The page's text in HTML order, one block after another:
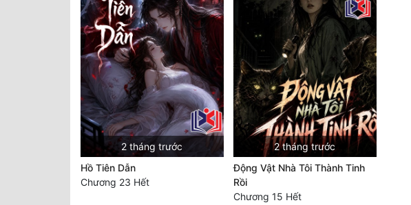
2 tháng trước
Hồ Tiên Dẫn
Chương 23 Hết
2 tháng trước
Động Vật Nhà Tôi Thành Tinh
Rồi
Chương 15 Hết